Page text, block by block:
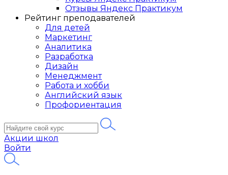
Отзывы Яндекс Практикум
Рейтинг преподавателей
Для детей
Маркетинг
Аналитика
Разработка
Дизайн
Менеджмент
Работа и хобби
Английский язык
Профориентация
Акции школ
Войти